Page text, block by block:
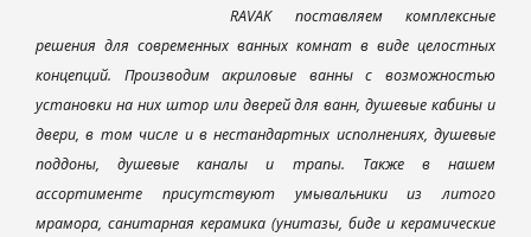
RAVAK поставляем комплексные
решения для современных ванных комнат в виде целостных
концепций. Производим акриловые ванны с возможностью
установки на них штор или дверей для ванн, душевые кабины и
двери, в том числе и в нестандартных исполнениях, душевые
поддоны, душевые каналы и трапы. Также в нашем
ассортименте присутствуют умывальники из литого
мрамора, санитарная керамика (унитазы, биде и керамические